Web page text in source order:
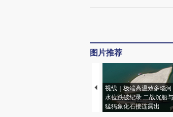
图片推荐
视线｜极端高温致多瑙河
水位跌破纪录 二战沉船与
猛犸象化石接连露出